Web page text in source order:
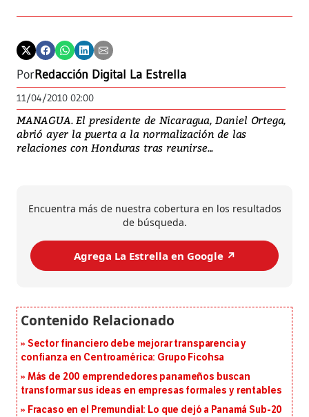
PorRedacción Digital La Estrella
11/04/2010 02:00
MANAGUA. El presidente de Nicaragua, Daniel Ortega,
abrió ayer la puerta a la normalización de las
relaciones con Honduras tras reunirse...
Encuentra más de nuestra cobertura en los resultados
de búsqueda.
Agrega La Estrella en Google ↗️
Sector financiero debe mejorar transparencia y
confianza en Centroamérica: Grupo Ficohsa
Más de 200 emprendedores panameños buscan
transformar sus ideas en empresas formales y rentables
Fracaso en el Premundial: Lo que dejó a Panamá Sub-20